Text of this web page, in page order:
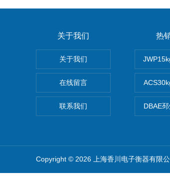
关于我们
关于我们
在线留言
联系我们
热
DBAE
Copyright © 2026 上海香川电子衡器有限